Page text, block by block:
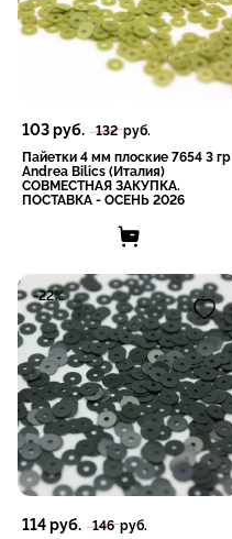
103руб. 132руб.
Пайетки 4 мм плоские 7654 3 гр
Andrea Bilics (Италия)
СОВМЕСТНАЯ ЗАКУПКА.
ПОСТАВКА - ОСЕНЬ 2026
114руб. 146руб.
-22%